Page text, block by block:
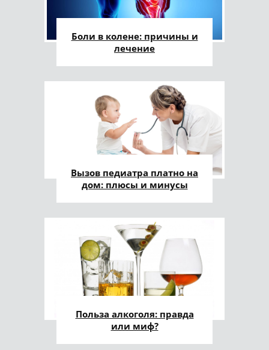
Боли в колене: причины и
лечение
Вызов педиатра платно на
дом: плюсы и минусы
Польза алкоголя: правда
или миф?